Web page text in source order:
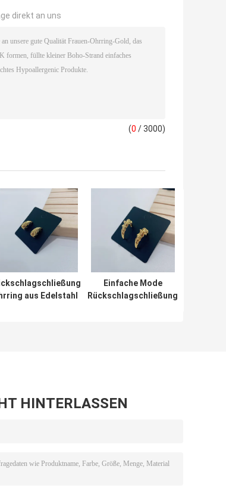
direkt an uns
(0 / 3000)
aus Edelstahl
Einfache Mode
Rückschlagschließung
HINTERLASSEN